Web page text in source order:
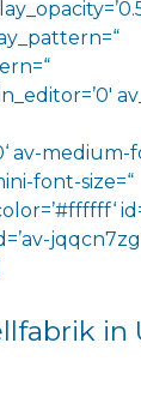
av-medium-
font-size=“
in